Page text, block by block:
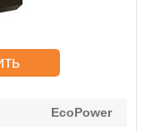
EcoPower